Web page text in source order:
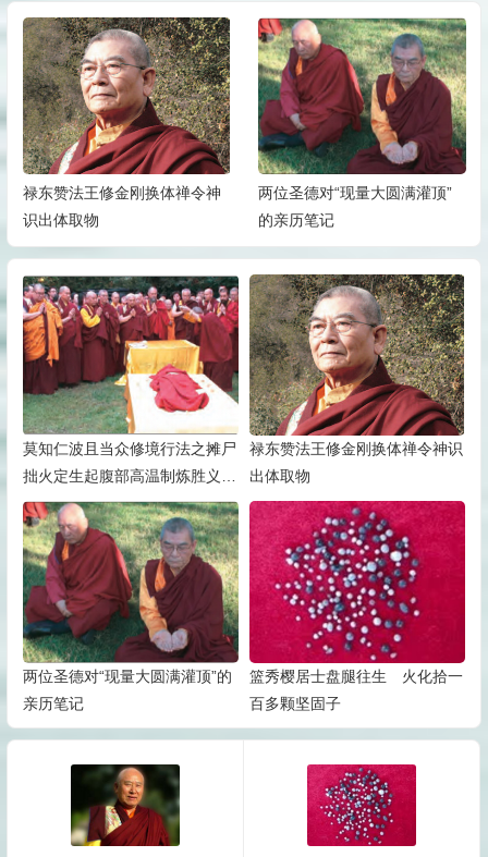
禄东赞法王修金刚换体禅令神
识出体取物
两位圣德对“现量大圆满灌顶”
的亲历笔记
莫知仁波且当众修境行法之摊尸
拙火定生起腹部高温制炼胜义藏
密“喀卓安得丸”
禄东赞法王修金刚换体禅令神识
出体取物
两位圣德对“现量大圆满灌顶”的
亲历笔记
篮秀樱居士盘腿往生 火化拾一
百多颗坚固子